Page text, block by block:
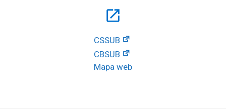
open_in_new
CSSUB
CBSUB
Mapa web